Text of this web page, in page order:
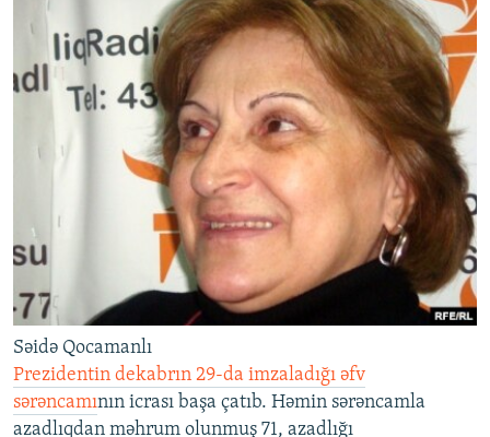
ARAŞDIRMA
MULTIMEDIA
VIDEO
FOTOQALEREYA
KARIKATURA
RADIO ARXIV
OXU ZALI
AZƏRBAYCAN ƏDƏBIYYATI KITABXANASI
İSLAM VƏ DEMOKRATIYA
İZ - MƏDƏNIYYƏT PROQRAMI
HAQQIMIZDA
PEŞƏ ETIKASI VƏ JURNALISTIKA STANDARTLARIMIZ
MATERIALLARIMIZDAN ISTIFADƏ
AZADLIQRADIOSU MOBIL TELEFONUNUZDA
BIZIMLƏ ƏLAQƏ
XƏBƏR BÜLLETENLƏRIMIZ
RFE/RL-in bütün saytları
Səidə Qocamanlı
Prezidentin dekabrın 29-da imzaladığı əfv
sərəncamının icrası başa çatıb. Həmin sərəncamla
azadlıqdan məhrum olunmuş 71, azadlığı